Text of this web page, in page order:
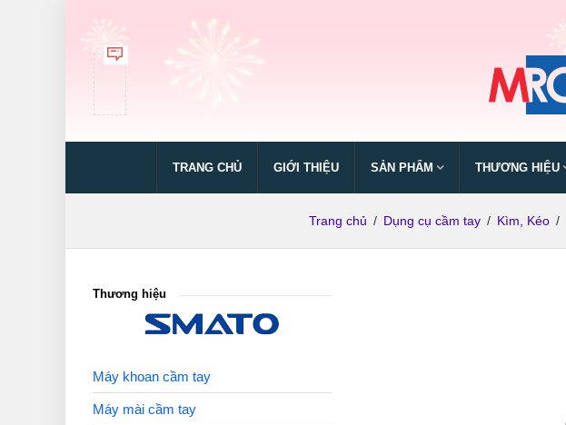
TRANG CHỦ GIỚI THIỆU SẢN PHẨM THƯƠNG HIỆU
Trang chủ / Dụng cụ cầm tay / Kìm, Kéo /
Thương hiệu
Máy khoan cầm tay
Máy mài cầm tay